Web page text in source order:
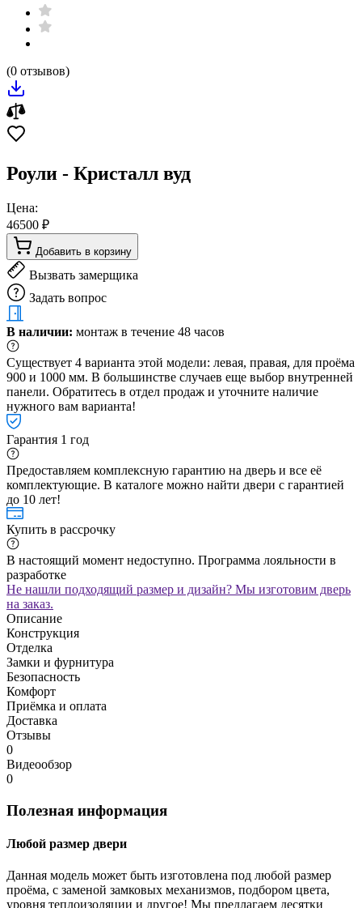
(0 отзывов)
Роули - Кристалл вуд
Цена:
46500 ₽
Добавить в корзину
Вызвать замерщика
Задать вопрос
В наличии: монтаж в течение 48 часов
Существует 4 варианта этой модели: левая, правая, для проёма
900 и 1000 мм. В большинстве случаев еще выбор внутренней
панели. Обратитесь в отдел продаж и уточните наличие
нужного вам варианта!
Гарантия 1 год
Предоставляем комплексную гарантию на дверь и все её
комплектующие. В каталоге можно найти двери с гарантией
до 10 лет!
Купить в рассрочку
В настоящий момент недоступно. Программа лояльности в
разработке
Не нашли подходящий размер и дизайн? Мы изготовим дверь
на заказ.
Описание
Конструкция
Отделка
Замки и фурнитура
Безопасность
Комфорт
Приёмка и оплата
Доставка
Отзывы
0
Видеообзор
0
Полезная информация
Любой размер двери
Данная модель может быть изготовлена под любой размер
проёма, с заменой замковых механизмов, подбором цвета,
уровня теплоизоляции и другое! Мы предлагаем десятки